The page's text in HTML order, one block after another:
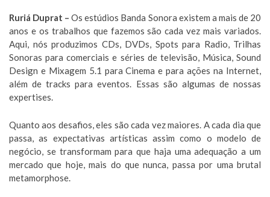
Ruriá Duprat – Os estúdios Banda Sonora existem a mais de 20
anos e os trabalhos que fazemos são cada vez mais variados.
Aqui, nós produzimos CDs, DVDs, Spots para Radio, Trilhas
Sonoras para comerciais e séries de televisão, Música, Sound
Design e Mixagem 5.1 para Cinema e para ações na Internet,
além de tracks para eventos. Essas são algumas de nossas
expertises.
Quanto aos desafios, eles são cada vez maiores. A cada dia que
passa, as expectativas artísticas assim como o modelo de
negócio, se transformam para que haja uma adequação a um
mercado que hoje, mais do que nunca, passa por uma brutal
metamorphose.